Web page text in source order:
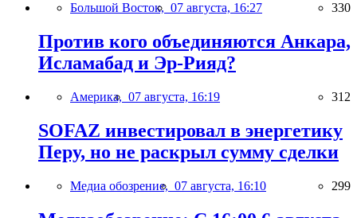
Большой Восток, 07 августа, 16:27 330
Против кого объединяются Анкара,
Исламабад и Эр-Рияд?
Америка, 07 августа, 16:19 312
SOFAZ инвестировал в энергетику
Перу, но не раскрыл сумму сделки
Медиа обозрение, 07 августа, 16:10 299